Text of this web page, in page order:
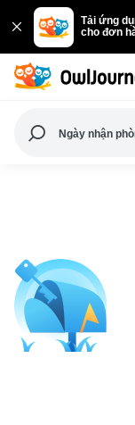
Tải ứng
cho đơn
Ngày nhận